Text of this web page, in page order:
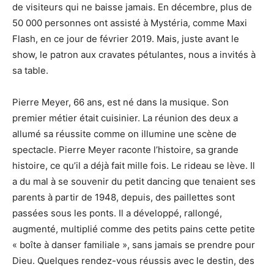
de visiteurs qui ne baisse jamais. En décembre, plus de
50 000 personnes ont assisté à Mystéria, comme Maxi
Flash, en ce jour de février 2019. Mais, juste avant le
show, le patron aux cravates pétulantes, nous a invités à
sa table.
Pierre Meyer, 66 ans, est né dans la musique. Son
premier métier était cuisinier. La réunion des deux a
allumé sa réussite comme on illumine une scène de
spectacle. Pierre Meyer raconte l’histoire, sa grande
histoire, ce qu’il a déjà fait mille fois. Le rideau se lève. Il
a du mal à se souvenir du petit dancing que tenaient ses
parents à partir de 1948, depuis, des paillettes sont
passées sous les ponts. Il a développé, rallongé,
augmenté, multiplié comme des petits pains cette petite
« boîte à danser familiale », sans jamais se prendre pour
Dieu. Quelques rendez-vous réussis avec le destin, des